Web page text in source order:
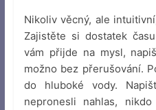
Nikoliv věcný, ale
Zajistěte si dostatek
vám přijde na mysl,
možno bez přerušování.
do hluboké vody.
nepronesli nahlas,